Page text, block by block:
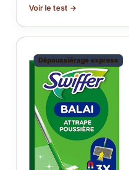
Voir le test →
Dépoussiérage express